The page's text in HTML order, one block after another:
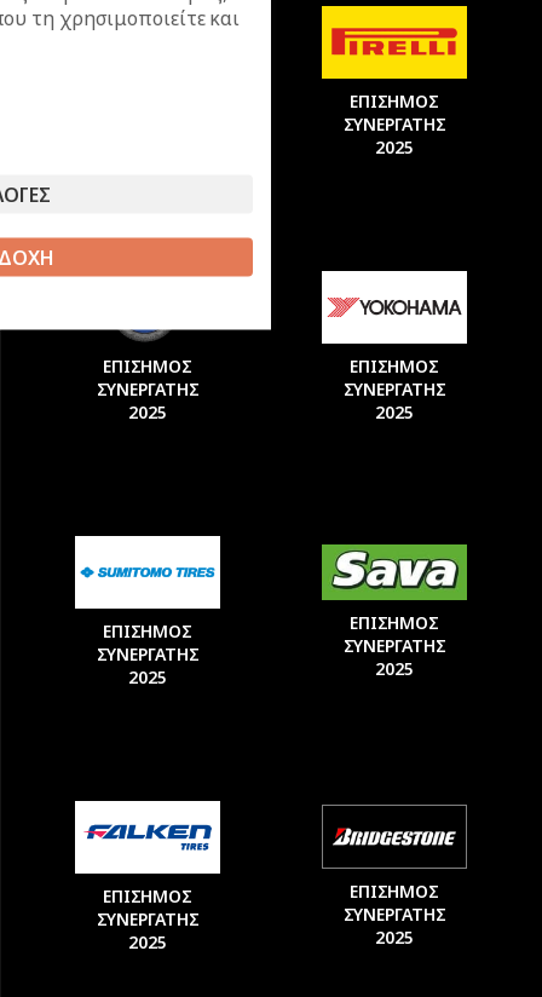
ΕΠΙΣΗΜΟΣ
ΣΥΝΕΡΓΑΤΗΣ
2025
ΕΠΙΣΗΜΟΣ
ΣΥΝΕΡΓΑΤΗΣ
2025
ΕΠΙΣΗΜΟΣ
ΣΥΝΕΡΓΑΤΗΣ
2025
ΕΠΙΣΗΜΟΣ
ΣΥΝΕΡΓΑΤΗΣ
2025
ΕΠΙΣΗΜΟΣ
ΣΥΝΕΡΓΑΤΗΣ
2025
ΕΠΙΣΗΜΟΣ
ΣΥΝΕΡΓΑΤΗΣ
2025
ΕΠΙΣΗΜΟΣ
ΣΥΝΕΡΓΑΤΗΣ
2025
τη χρησιμοποιείτε και